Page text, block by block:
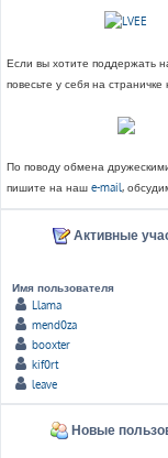
Если вы хотите поддержать
повесьте у себя на страничке
По поводу обмена
пишите на наш e-mail,
Активные
Имя пользователя
Llama
mend0za
booxter
kif0rt
leave
Новые